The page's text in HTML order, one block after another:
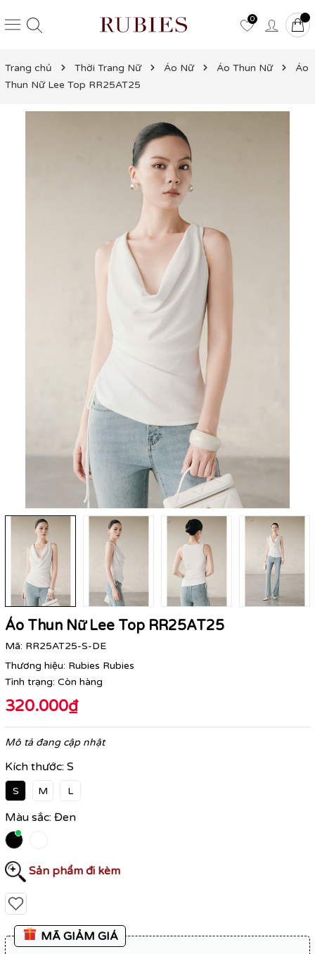
0
Trang chủ Thời Trang Nữ Áo Nữ Áo Thun Nữ
Áo
Thun Nữ Lee Top RR25AT25
Áo Thun Nữ Lee Top RR25AT25
Mã: RR25AT25-S-DE
Thương hiệu: Rubies Rubies
Tình trạng: Còn hàng
320.000₫
Mô tả đang cập nhật
Kích thước: S
S M L
Màu sắc: Đen
Sản phẩm đi kèm
MÃ GIẢM GIÁ